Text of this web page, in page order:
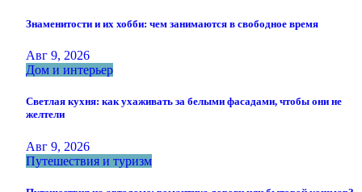
Знаменитости и их хобби: чем занимаются в свободное время
Авг 9, 2026
Дом и интерьер
Светлая кухня: как ухаживать за белыми фасадами, чтобы они не
желтели
Авг 9, 2026
Путешествия и туризм